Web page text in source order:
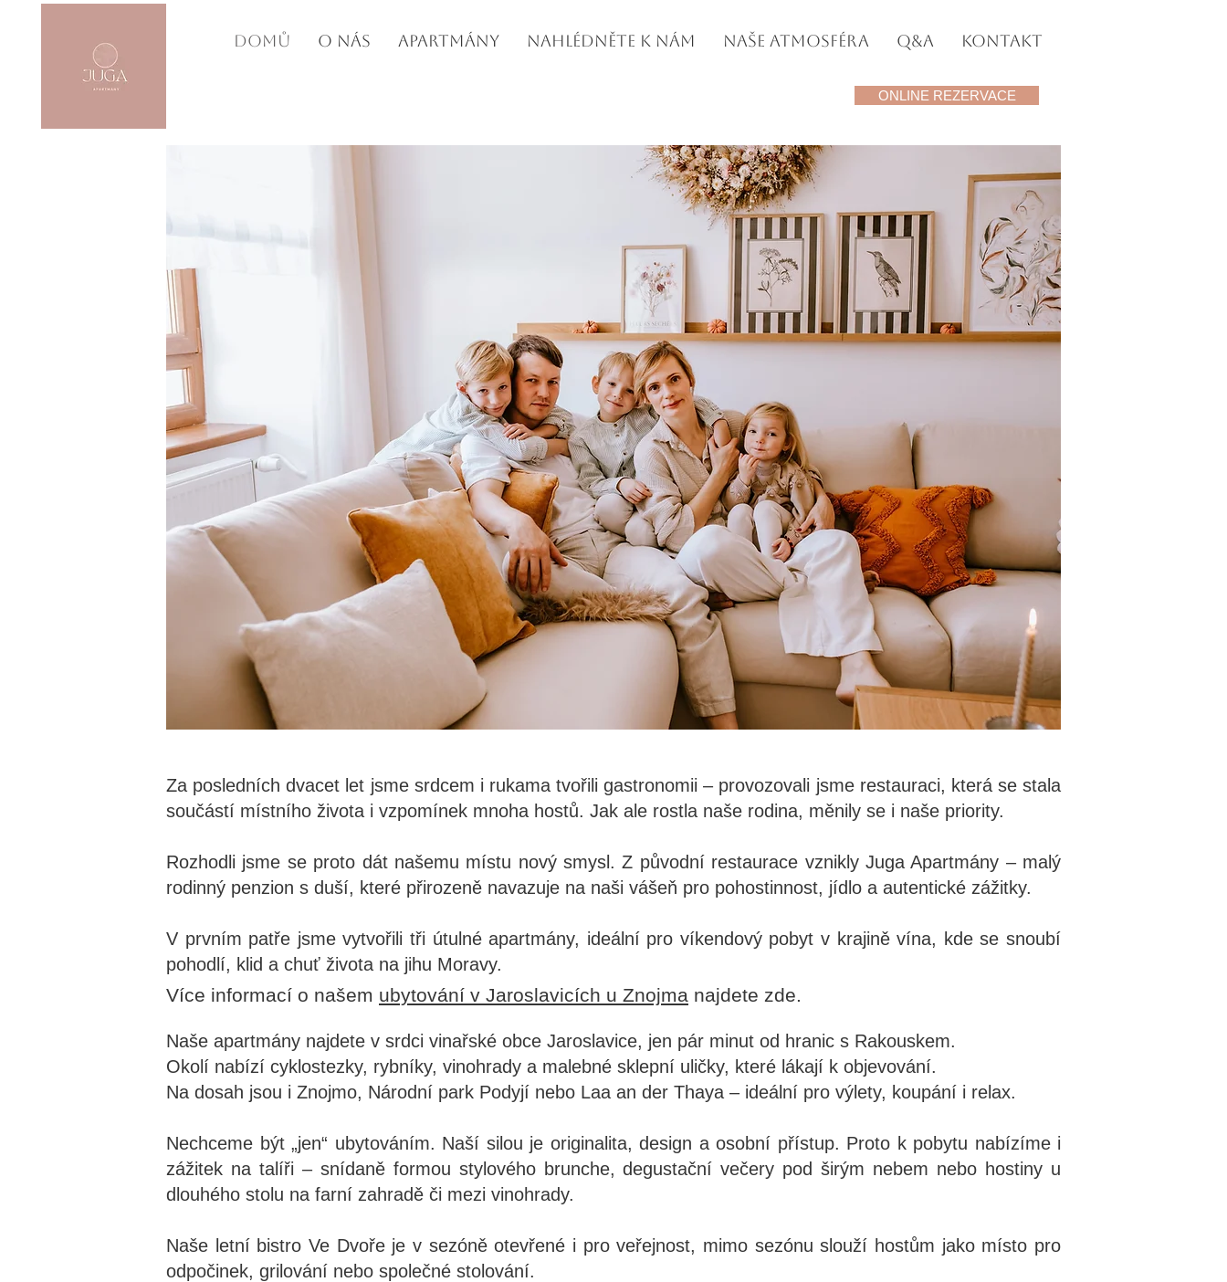
DOMŮ O NÁS APARTMÁNY NAHLÉDNĚTE K NÁM NAŠE ATMOSFÉRA Q&A KONTAKT
ONLINE REZERVACE
Za posledních dvacet let jsme srdcem i rukama tvořili gastronomii – provozovali jsme restauraci, která se stala
součástí místního života i vzpomínek mnoha hostů. Jak ale rostla naše rodina, měnily se i naše priority.
Rozhodli jsme se proto dát našemu místu nový smysl. Z původní restaurace vznikly Juga Apartmány – malý
rodinný penzion s duší, které přirozeně navazuje na naši vášeň pro pohostinnost, jídlo a autentické zážitky.
V prvním patře jsme vytvořili tři útulné apartmány, ideální pro víkendový pobyt v krajině vína, kde se snoubí
pohodlí, klid a chuť života na jihu Moravy.
Naše apartmány najdete v srdci vinařské obce Jaroslavice, jen pár minut od hranic s Rakouskem.
Okolí nabízí cyklostezky, rybníky, vinohrady a malebné sklepní uličky, které lákají k objevování.
Na dosah jsou i Znojmo, Národní park Podyjí nebo Laa an der Thaya – ideální pro výlety, koupání i relax.
Nechceme být „jen“ ubytováním. Naší silou je originalita, design a osobní přístup. Proto k pobytu nabízíme i
zážitek na talíři – snídaně formou stylového brunche, degustační večery pod širým nebem nebo hostiny u
dlouhého stolu na farní zahradě či mezi vinohrady.
Naše letní bistro Ve Dvoře je v sezóně otevřené i pro veřejnost, mimo sezónu slouží hostům jako místo pro
odpočinek, grilování nebo společné stolování.
Více informací o našem ubytování v Jaroslavicích u Znojma najdete zde.